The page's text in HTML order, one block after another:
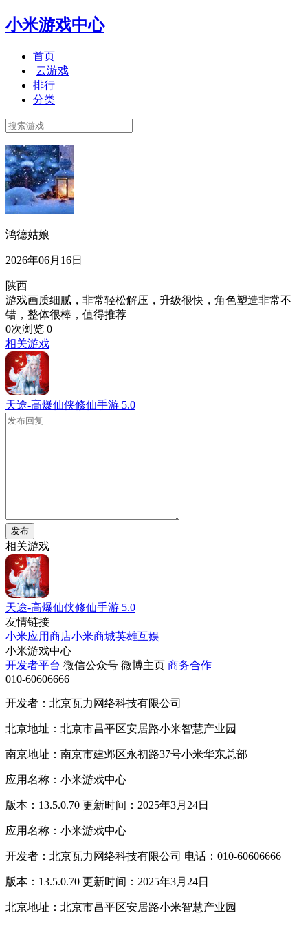
小米游戏中心
首页
云游戏
排行
分类
鸿德姑娘
2026年06月16日
陕西
游戏画质细腻，非常轻松解压，升级很快，角色塑造非常不
错，整体很棒，值得推荐
0次浏览 0
相关游戏
天途-高爆仙侠修仙手游 5.0
发布
相关游戏
天途-高爆仙侠修仙手游 5.0
友情链接
小米应用商店小米商城英雄互娱
小米游戏中心
开发者平台 微信公众号 微博主页 商务合作
010-60606666
开发者：北京瓦力网络科技有限公司
北京地址：北京市昌平区安居路小米智慧产业园
南京地址：南京市建邺区永初路37号小米华东总部
应用名称：小米游戏中心
版本：13.5.0.70 更新时间：2025年3月24日
应用名称：小米游戏中心
开发者：北京瓦力网络科技有限公司 电话：010-60606666
版本：13.5.0.70 更新时间：2025年3月24日
北京地址：北京市昌平区安居路小米智慧产业园